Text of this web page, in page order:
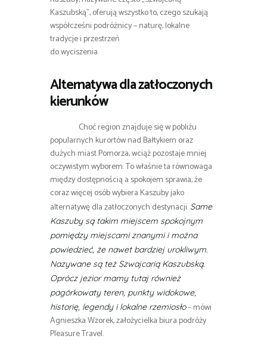
Kaszubską”, oferują wszystko to, czego szukają
współcześni podróżnicy – naturę, lokalne
tradycje i przestrzeń
do wyciszenia.
Alternatywa dla zatłoczonych
kierunków
Choć region znajduje się w pobliżu
popularnych kurortów nad Bałtykiem oraz
dużych miast Pomorza, wciąż pozostaje mniej
oczywistym wyborem. To właśnie ta równowaga
między dostępnością a spokojem sprawia, że
coraz więcej osób wybiera Kaszuby jako
alternatywę dla zatłoczonych destynacji. Same
Kaszuby są takim miejscem spokojnym
pomiędzy miejscami znanymi i można
powiedzieć, że nawet bardziej urokliwym.
Nazywane są też Szwajcarią Kaszubską.
Oprócz jezior mamy tutaj również
pagórkowaty teren, punkty widokowe,
historię, legendy i lokalne rzemiosło– mówi
Agnieszka Wzorek, założycielka biura podróży
Pleasure Travel.